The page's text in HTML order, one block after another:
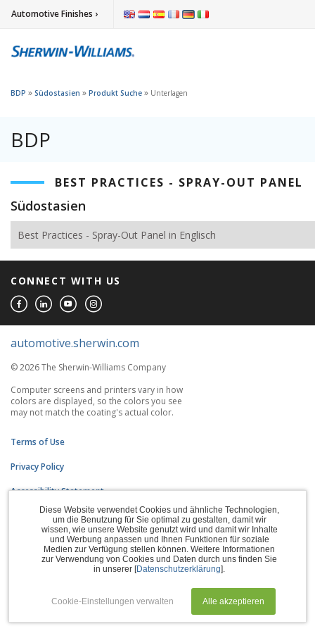
Automotive Finishes ›
BDP » Südostasien » Produkt Suche » Unterlagen
BDP
BEST PRACTICES - SPRAY-OUT PANEL
Südostasien
Best Practices - Spray-Out Panel in Englisch
CONNECT WITH US
automotive.sherwin.com
© 2026 The Sherwin-Williams Company
Computer screens and printers vary in how
colors are displayed, so the colors you see
may not match the coating's actual color.
Terms of Use
Privacy Policy
Accessibility Statement
CA Supply Chains Act
Do Not Sell My Information
Subscription Center
Diese Website verwendet Cookies und ähnliche Technologien,
um die Benutzung für Sie optimal zu gestalten, damit wir
wissen, wie unsere Website genutzt wird und damit wir Inhalte
und Werbung anpassen und Ihnen Funktionen für soziale
Medien zur Verfügung stellen können. Weitere Informationen
zur Verwendung von Cookies und Daten durch uns finden Sie
in unserer [Datenschutzerklärung].
Cookie-Einstellungen verwalten Alle akzeptieren